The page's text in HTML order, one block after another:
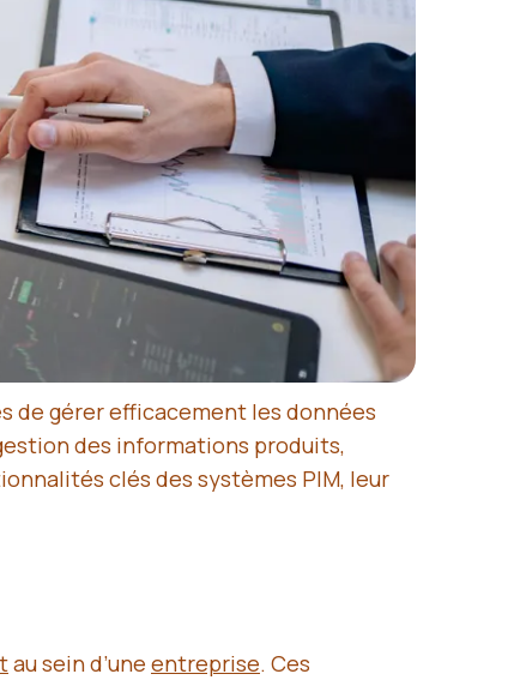
de gérer efficacement les données
des informations produits,
clés des systèmes PIM, leur
au sein d’une entreprise. Ces